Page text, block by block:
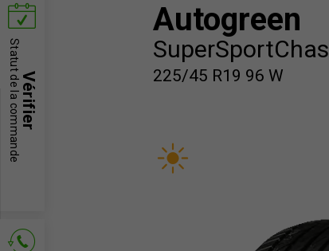
Autogreen
225/45 R19 96 W
Vérifier
Statut de la commande